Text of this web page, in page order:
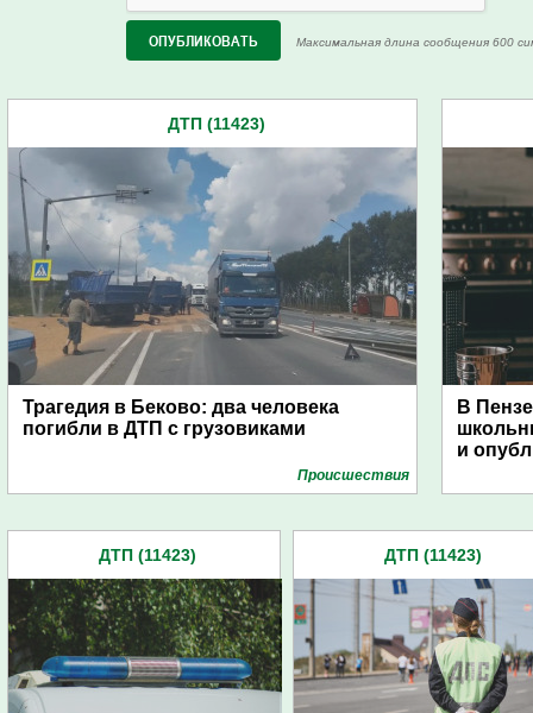
Максимальная длина сообщения 600
ДТП (11423)
Трагедия в Беково: два человека
погибли в ДТП с грузовиками
Проиcшествия
В
и
ДТП (11423) ДТП (11423)